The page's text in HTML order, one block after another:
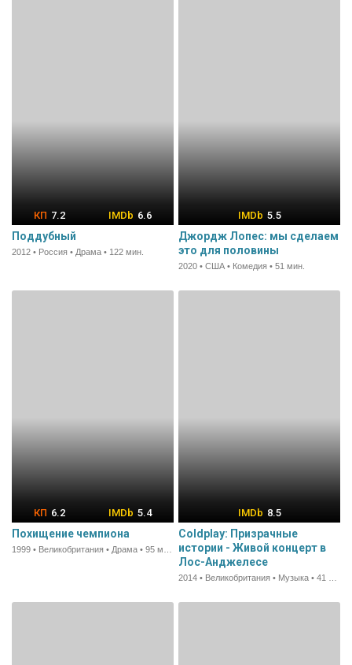
7.2 6.6
Поддубный
2012 • Россия • Драма • 122 мин.
5.5
Джордж Лопес: мы сделаем
это для половины
2020 • США • Комедия • 51 мин.
6.2 5.4
Похищение чемпиона
8.5
Coldplay: Призрачные
истории - Живой концерт в
Лос-Анджелесе